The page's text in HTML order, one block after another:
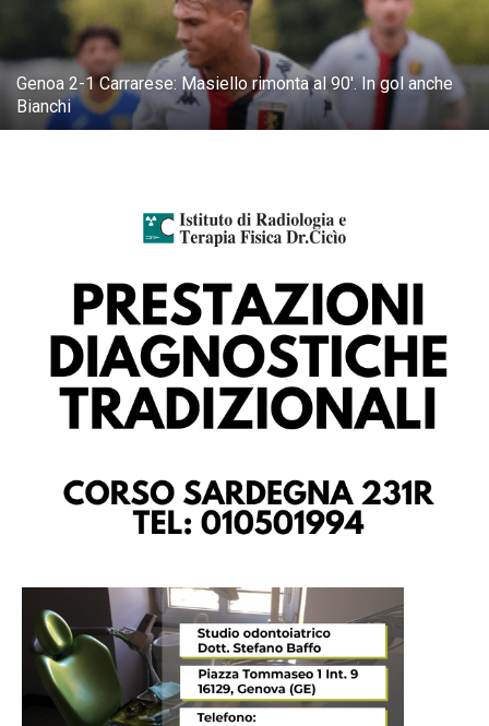
Genoa 2-1 Carrarese: Masiello rimonta al 90′. In gol anche
Bianchi